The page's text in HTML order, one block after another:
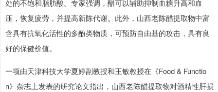
处的不饱和脂肪酸。专家强调，醋可以辅助抑制血糖升高和血
压，恢复疲劳，并提高新陈代谢。此外，山西老陈醋提取物中富
含具有抗氧化活性的多酚类物质，可预防自由基的攻击，具有良
好的保健价值。
一项由天津科技大学夏婷副教授和王敏教授在《Food & Functio
n》杂志上发表的研究论文指出，山西老陈醋提取物对酒精性肝损